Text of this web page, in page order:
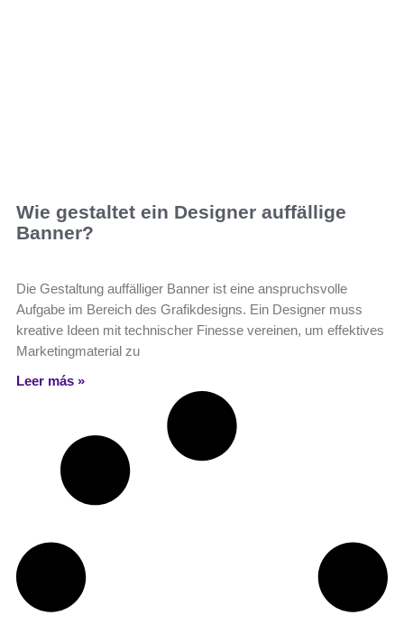
Wie gestaltet ein Designer auffällige
Banner?
Die Gestaltung auffälliger Banner ist eine anspruchsvolle
Aufgabe im Bereich des Grafikdesigns. Ein Designer muss
kreative Ideen mit technischer Finesse vereinen, um effektives
Marketingmaterial zu
Leer más »